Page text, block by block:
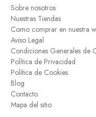
Sobre nosotros
Nuestras Tiendas
Como comprar en nuestra
Aviso Legal
Condiciones Generales de
Política de Privacidad
Política de Cookies
Blog
Contacto
Mapa del sitio